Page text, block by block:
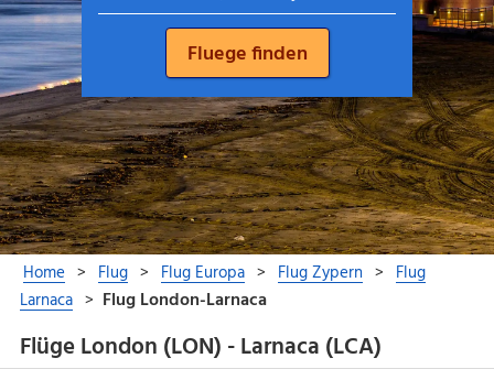
Flüge London (LON) - Larnaca (LCA)